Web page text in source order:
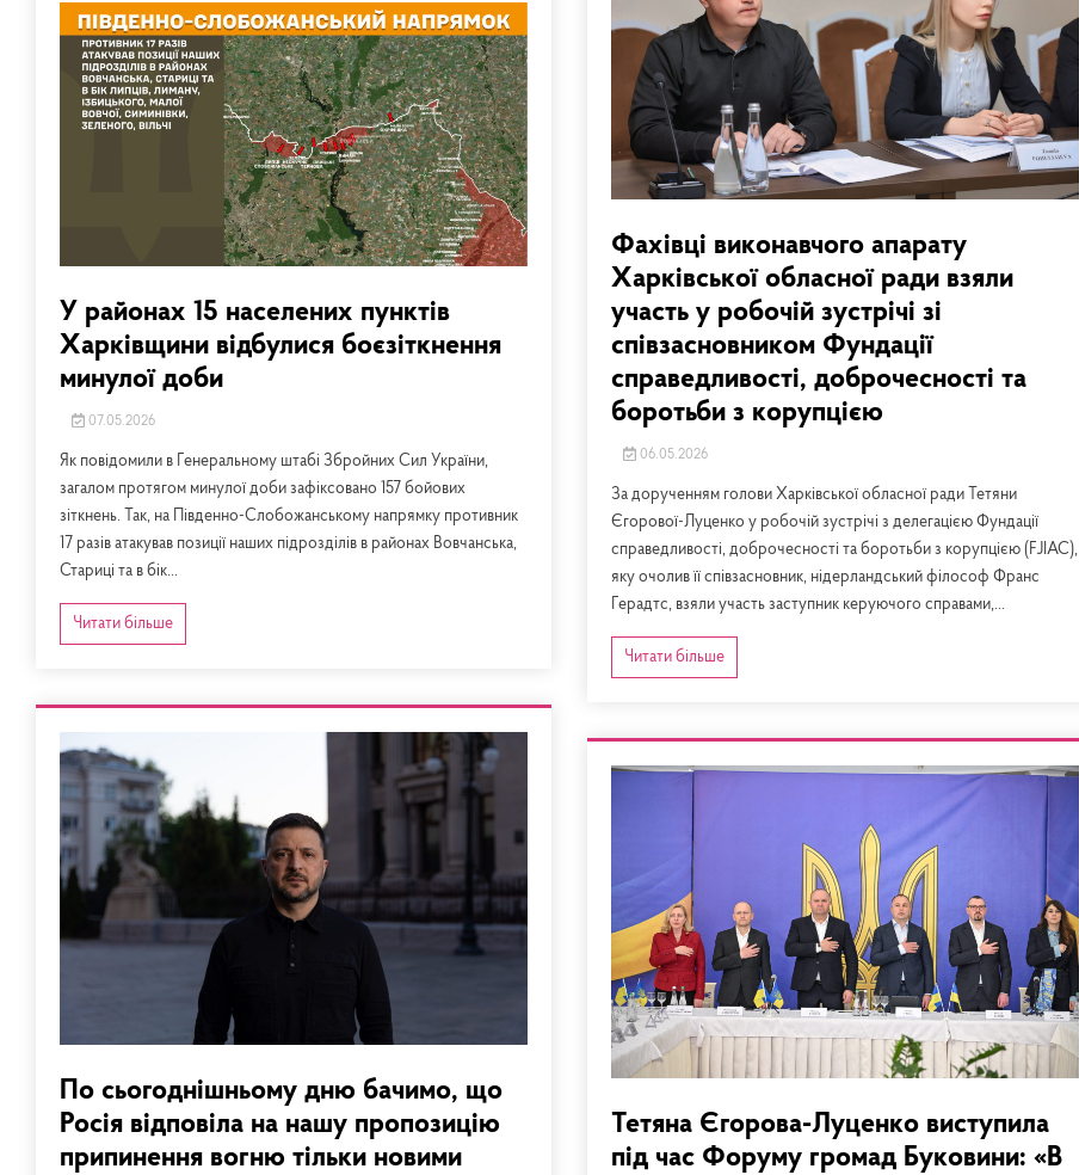
У районах 15 населених пунктів
Харківщини відбулися боєзіткнення
минулої доби
07.05.2026
Як повідомили в Генеральному штабі Збройних Сил України,
загалом протягом минулої доби зафіксовано 157 бойових
зіткнень. Так, на Південно-Слобожанському напрямку противник
17 разів атакував позиції наших підрозділів в районах Вовчанська,
Стариці та в бік...
Читати більше
По сьогоднішньому дню бачимо, що
Росія відповіла на нашу пропозицію
припинення вогню тільки новими
Фахівці виконавчого апарату
Харківської обласної ради взяли
участь у робочій зустрічі зі
співзасновником Фундації
справедливості, доброчесності та
боротьби з корупцією
06.05.2026
За дорученням голови Харківської обласної ради Тетяни
Єгорової-Луценко у робочій зустрічі з делегацією Фундації
справедливості, доброчесності та боротьби з корупцією (FJIAC),
яку очолив її співзасновник, нідерландський філософ Франс
Герадтс, взяли участь заступник керуючого справами,...
Читати більше
Тетяна Єгорова-Луценко виступила
під час Форуму громад Буковини: «В